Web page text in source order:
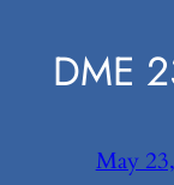
DME
May